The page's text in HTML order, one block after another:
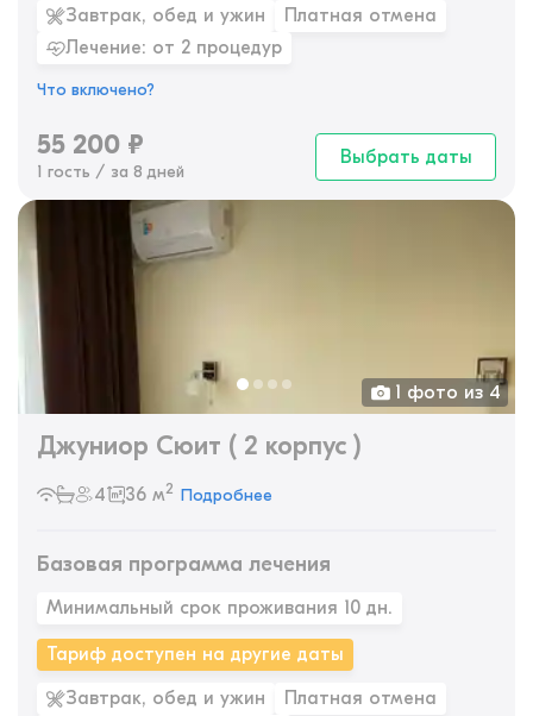
Завтрак, обед и ужин
Платная отмена
Лечение: от 2 процедур
Что включено?
55 200 ₽
1 гость / за 8 дней
Выбрать даты
1 фото из 4
Джуниор Сюит ( 2 корпус )
4 36 м2 Подробнее
Базовая программа лечения
Минимальный срок проживания 10 дн.
Тариф доступен на другие даты
Завтрак, обед и ужин
Платная отмена